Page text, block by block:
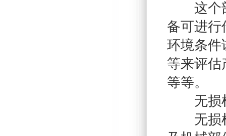
这个部
备可进行
环境条件
等来评估
等等。
无损
无损检